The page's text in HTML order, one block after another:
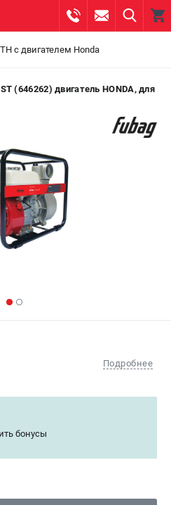
ЗАПЧАСТЕЙ
с двигателем Honda
(646262) двигатель HONDA, для
Подробнее
бонусы